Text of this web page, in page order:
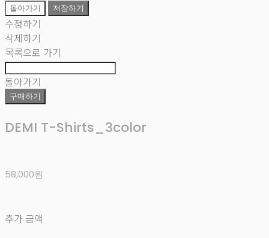
돌아가기 저장하기
수정하기
삭제하기
목록으로 가기
돌아가기
구매하기
DEMI T-Shirts_3color
58,000원
추가 금액